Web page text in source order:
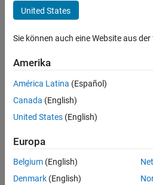
ON THIS PAGE
Properties
Version History
See Also
Since R2024a
expand all in page
Description
variable in the generated code that
Properties
expand all
Identifier
character vector
United States
Sie können auch eine Website aus
Amerika
América Latina (Español)
Canada (English)
United States (English)
Europa
Belgium (English)
Denmark (English)